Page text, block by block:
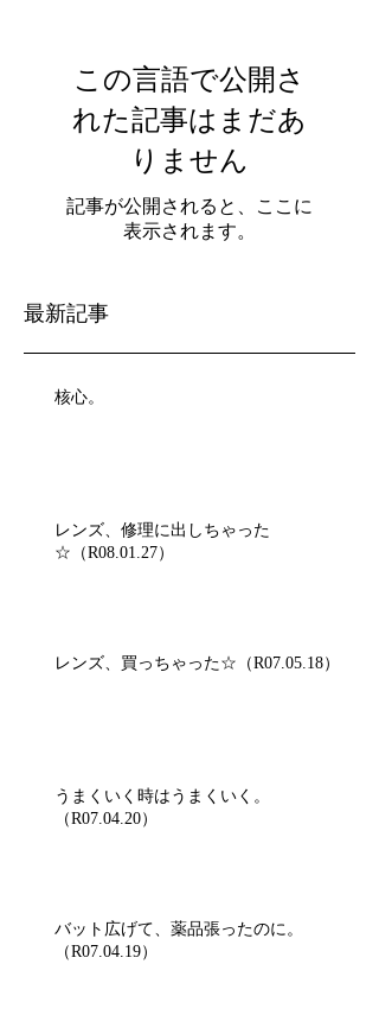
この言語で公開さ
れた記事はまだあ
りません
記事が公開されると、ここに
表示されます。
最新記事
核心。
レンズ、修理に出しちゃった
☆（R08.01.27）
レンズ、買っちゃった☆（R07.05.18）
うまくいく時はうまくいく。
（R07.04.20）
バット広げて、薬品張ったのに。
（R07.04.19）